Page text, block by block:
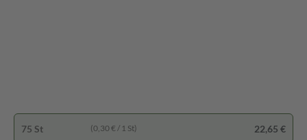
75 St (0,30 € / 1 St) 22,65 €